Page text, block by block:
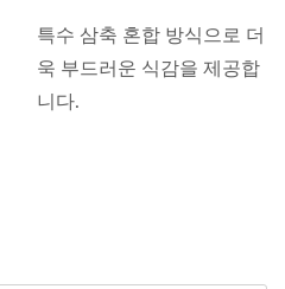
특수 삼축 혼합 방식으로 더
욱 부드러운 식감을 제공합
니다.